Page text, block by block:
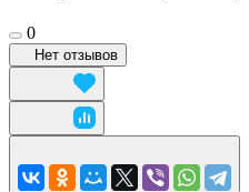
0
Нет отзывов